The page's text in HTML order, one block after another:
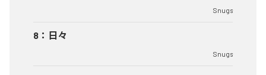
Snugs
8 ： 日々
Snugs